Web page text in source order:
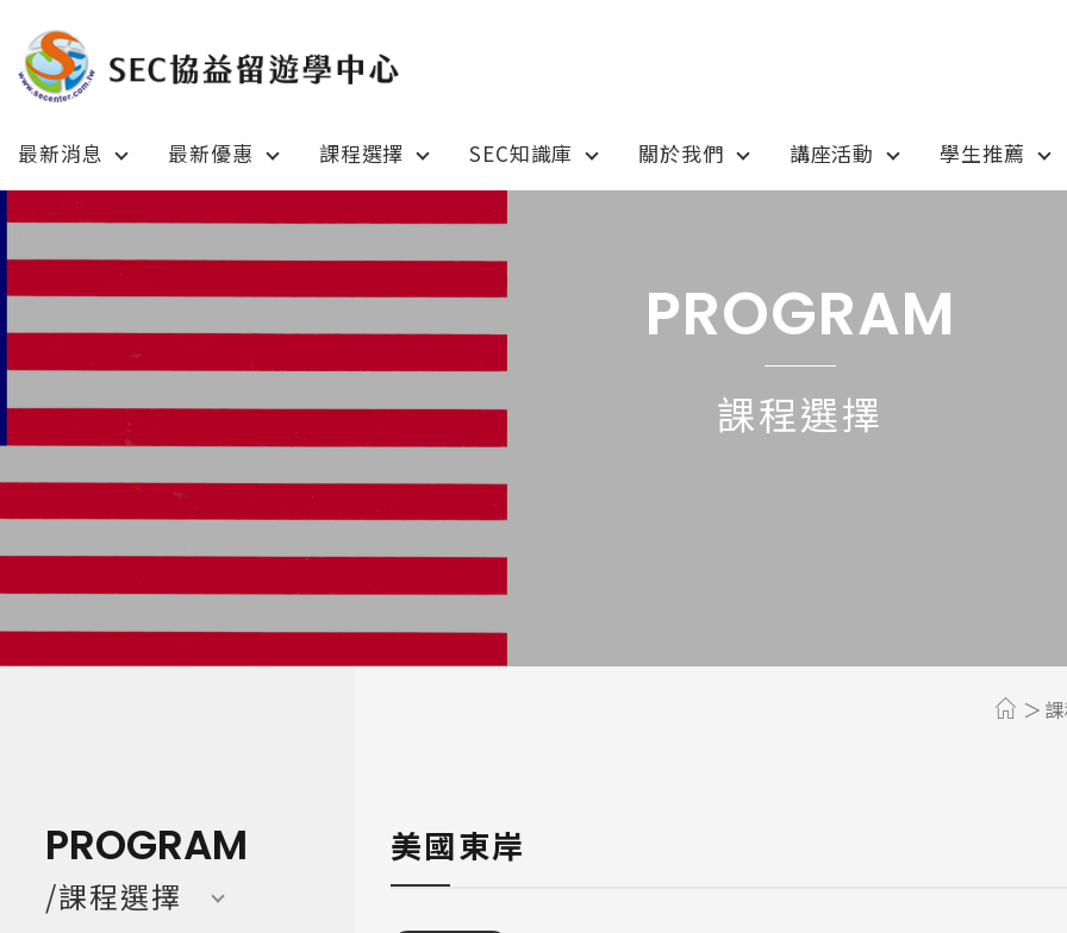
最新消息 最新優惠 課程選擇 SEC知識庫 關於我們 講座活動 學生推薦
Latest News
綜合訊息
加拿大 Canada
日本 Japan
澳洲 Australia
英國 UK/愛爾蘭 Ireland
美國 USA
寒暑假遊學團 Camp
Promotion
最新優惠
加拿大 Canada
日本 Japan
澳洲 Australia
英國 UK / 愛爾蘭IRELAND
美國 USA
紐西蘭 New Zealand
亞洲 Asia / 其他 Others
Program
語言學校
國高中小學校
專業技職｜海外工讀
PROGRAM
課程選擇
PROGRAM
/課程選擇
美國東岸